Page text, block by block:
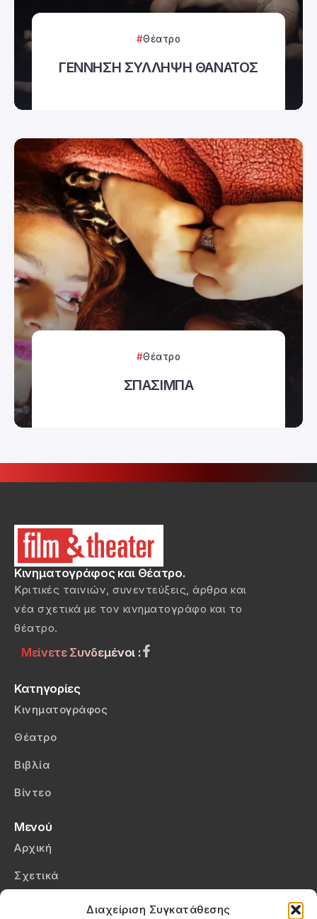
Διαχείριση Συγκατάθεσης
Θέατρο
ΓΕΝΝΗΣΗ ΣΥΛΛΗΨΗ ΘΑΝΑΤΟΣ
Θέατρο
ΣΠΑΣΙΜΠΑ
Κινηματογράφος και Θέατρο.
Κριτικές ταινιών, συνεντεύξεις, άρθρα και
νέα σχετικά με τον κινηματογράφο και το
θέατρο.
Μείνετε Συνδεμένοι :
Κατηγορίες
Κινηματογράφος
Θέατρο
Βιβλία
Βίντεο
Μενού
Αρχική
Σχετικά